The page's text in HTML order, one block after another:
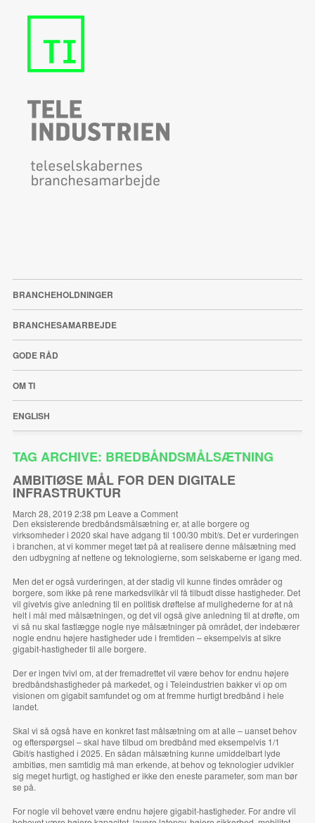
BRANCHEHOLDNINGER
BRANCHESAMARBEJDE
GODE RÅD
OM TI
ENGLISH
TAG ARCHIVE: BREDBÅNDSMÅLSÆTNING
AMBITIØSE MÅL FOR DEN DIGITALE
INFRASTRUKTUR
March 28, 2019 2:38 pm Leave a Comment
Den eksisterende bredbåndsmålsætning er, at alle borgere og
virksomheder i 2020 skal have adgang til 100/30 mbit/s. Det er vurderingen
i branchen, at vi kommer meget tæt på at realisere denne målsætning med
den udbygning af nettene og teknologierne, som selskaberne er igang med.
Men det er også vurderingen, at der stadig vil kunne findes områder og
borgere, som ikke på rene markedsvilkår vil få tilbudt disse hastigheder. Det
vil givetvis give anledning til en politisk drøftelse af mulighederne for at nå
helt i mål med målsætningen, og det vil også give anledning til at drøfte, om
vi så nu skal fastlægge nogle nye målsætninger på området, der indebærer
nogle endnu højere hastigheder ude i fremtiden – eksempelvis at sikre
gigabit-hastigheder til alle borgere.
Der er ingen tvivl om, at der fremadrettet vil være behov for endnu højere
bredbåndshastigheder på markedet, og i Teleindustrien bakker vi op om
visionen om gigabit samfundet og om at fremme hurtigt bredbånd i hele
landet.
Skal vi så også have en konkret fast målsætning om at alle – uanset behov
og efterspørgsel – skal have tilbud om bredbånd med eksempelvis 1/1
Gbit/s hastighed i 2025. En sådan målsætning kunne umiddelbart lyde
ambitiøs, men samtidig må man erkende, at behov og teknologier udvikler
sig meget hurtigt, og hastighed er ikke den eneste parameter, som man bør
se på.
For nogle vil behovet være endnu højere gigabit-hastigheder. For andre vil